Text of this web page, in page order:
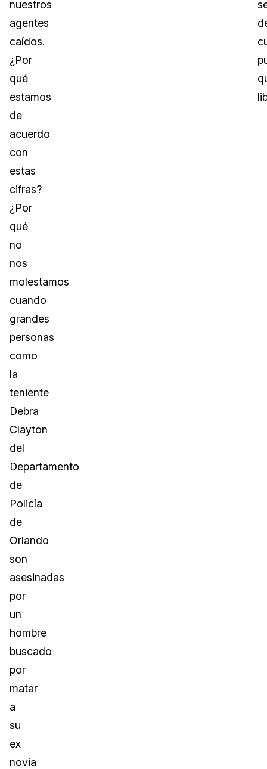
nuestros
agentes
caídos.
¿Por
qué
estamos
de
acuerdo
con
estas
cifras?
¿Por
qué
no
nos
molestamos
cuando
grandes
personas
como
la
teniente
Debra
Clayton
del
Departamento
de
Policía
de
Orlando
son
asesinadas
por
un
hombre
buscado
por
matar
a
su
ex
novia